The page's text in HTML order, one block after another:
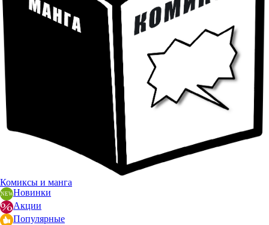
Комиксы и манга
Новинки
Акции
Популярные